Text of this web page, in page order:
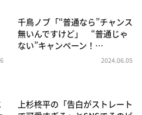
正義のミカタ
千鳥ノブ「“普通なら”チャンス
無いんですけど」 “普通じゃ
ない”キャンペーン！…
2024.06.05
上杉柊平の「告白がストレート